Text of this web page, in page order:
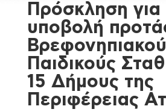
Πρόσκληση για
υποβολή
Παιδικούς
15 Δήμους της
Περιφέρειας